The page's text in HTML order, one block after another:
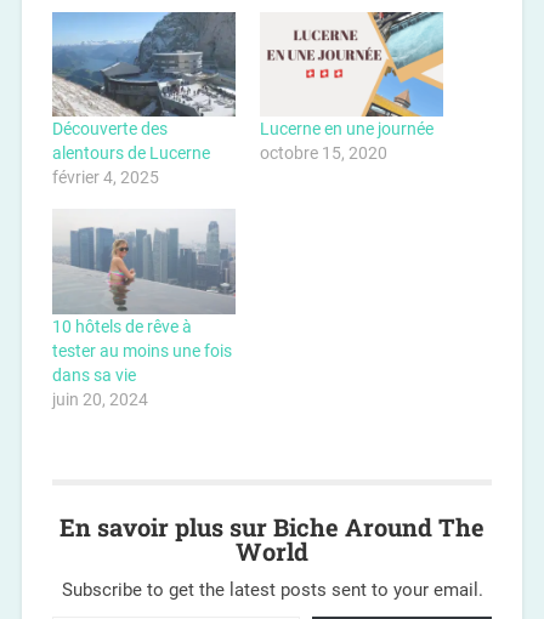
Découverte des
alentours de Lucerne
février 4, 2025
Lucerne en une journée
octobre 15, 2020
10 hôtels de rêve à
tester au moins une fois
dans sa vie
juin 20, 2024
En savoir plus sur Biche Around The
World
Subscribe to get the latest posts sent to your email.